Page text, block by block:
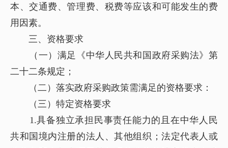
本、交通费、管理费、税费等应该和可能发生的费
用因素。
三、资格要求
（一）满足《中华人民共和国政府采购法》第
二十二条规定；
（二）落实政府采购政策需满足的资格要求：
（三）特定资格要求
1.具备独立承担民事责任能力的且在中华人民
共和国境内注册的法人、其他组织；法定代表人或